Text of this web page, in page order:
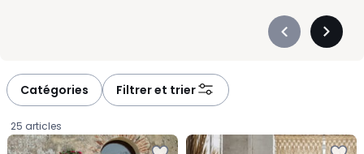
Précédent
Catégories Filtrer et trier
25 articles